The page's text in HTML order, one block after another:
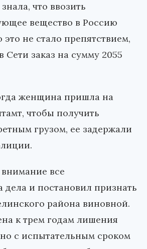
что ввозить
вещество в Россию
это не стало препятствием,
Сети заказ на сумму 2055
женщина пришла на
чтобы получить
грузом, ее задержали
все
дела и постановил признать
района виновной.
к трем годам лишения
с испытательным сроком